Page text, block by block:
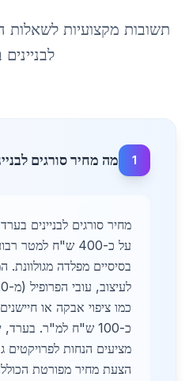
תשובות מקצועיות לשאלות
לבניינים
1 מה מחיר סורגים
על כ-400 ש"ח למטר
בסיסיים מפלדה
כמו ציפוי אבקה או
כ-100 ש"ח למ"ר.
מציעים הנחות לפרויקטים
הצעת מחיר מפורטת